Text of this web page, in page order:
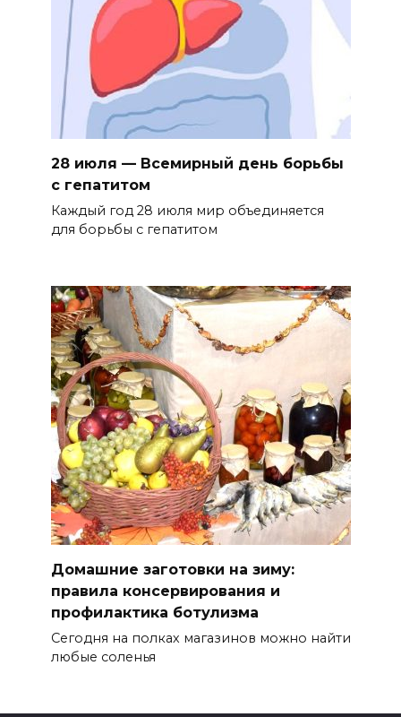
28 июля — Всемирный день борьбы
с гепатитом
Каждый год 28 июля мир объединяется
для борьбы с гепатитом
Домашние заготовки на зиму:
правила консервирования и
профилактика ботулизма
Сегодня на полках магазинов можно найти
любые соленья